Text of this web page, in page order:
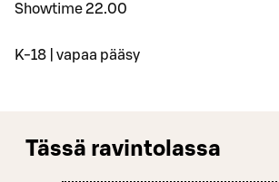
Showtime 22.00
K-18 | vapaa pääsy
Tässä ravintolassa